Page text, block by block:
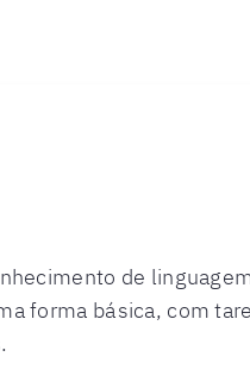
de
forma básica, com